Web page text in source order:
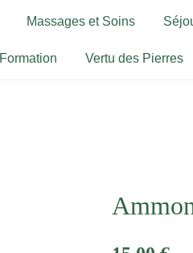
Massages et Soins
Formation Vertu des Pierres